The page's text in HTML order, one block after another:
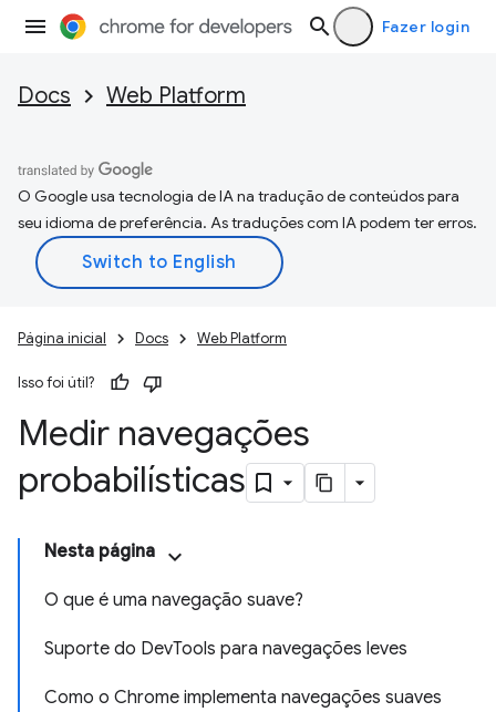
Fazer login
Docs Web Platform
O Google usa tecnologia de IA na tradução de conteúdos para
seu idioma de preferência. As traduções com IA podem ter erros.
Página inicial Docs Web Platform
Isso foi útil?
Medir navegações
probabilísticas
Nesta página
O que é uma navegação suave?
Suporte do DevTools para navegações leves
Como o Chrome implementa navegações suaves